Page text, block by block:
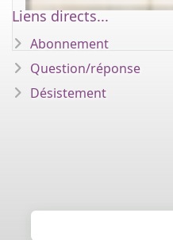
Liens directs...
Abonnement
Question/réponse
Désistement